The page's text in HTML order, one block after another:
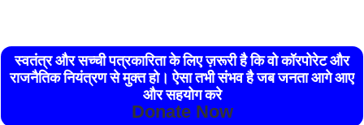
स्वतंत्र और सच्ची पत्रकारिता के लिए ज़रूरी है कि वो कॉरपोरेट और
राजनैतिक नियंत्रण से मुक्त हो। ऐसा तभी संभव है जब जनता आगे आए
और सहयोग करे
Donate Now